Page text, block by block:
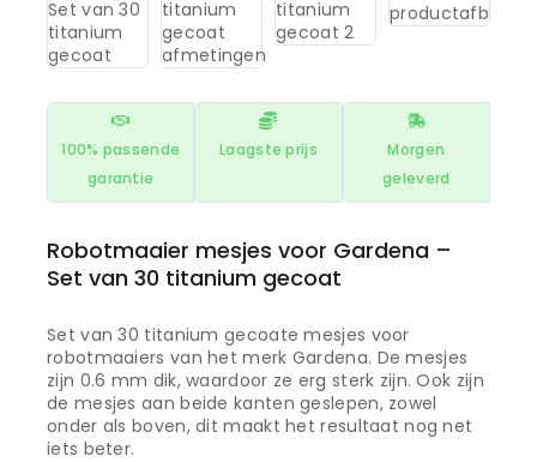
100% passende
garantie
Laagste prijs
Morgen
geleverd
Robotmaaier mesjes voor Gardena –
Set van 30 titanium gecoat
Set van 30 titanium gecoate mesjes voor
robotmaaiers van het merk Gardena. De mesjes
zijn 0.6 mm dik, waardoor ze erg sterk zijn. Ook zijn
de mesjes aan beide kanten geslepen, zowel
onder als boven, dit maakt het resultaat nog net
iets beter.